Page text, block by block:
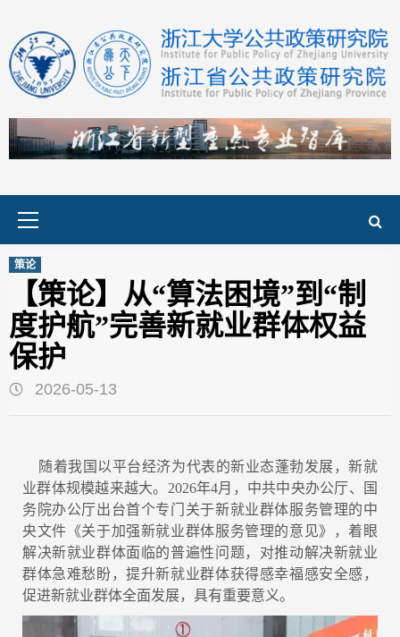
content
策论
【策论】从“算法困境”到“制
度护航”完善新就业群体权益
保护
2026-05-13
随着我国以平台经济为代表的新业态蓬勃发展，新就
业群体规模越来越大。2026年4月，中共中央办公厅、国
务院办公厅出台首个专门关于新就业群体服务管理的中
央文件《关于加强新就业群体服务管理的意见》，着眼
解决新就业群体面临的普遍性问题，对推动解决新就业
群体急难愁盼，提升新就业群体获得感幸福感安全感，
促进新就业群体全面发展，具有重要意义。